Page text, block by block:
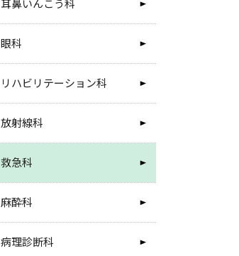
耳鼻いんこう科
眼科
リハビリテーション科
放射線科
救急科
麻酔科
病理診断科